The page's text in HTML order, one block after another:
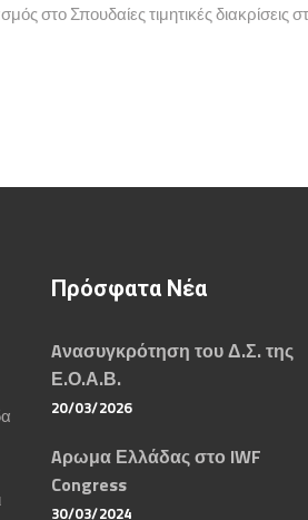
στο Σπουδαίες τιμητικές
Πρόσφατα Νέα
Aνασυγκρότηση του Δ.Σ. της
Ε.Ο.Α.Β.
20/03/2026
Aρωμα Ελλάδας στο IWF
Congress
30/03/2024